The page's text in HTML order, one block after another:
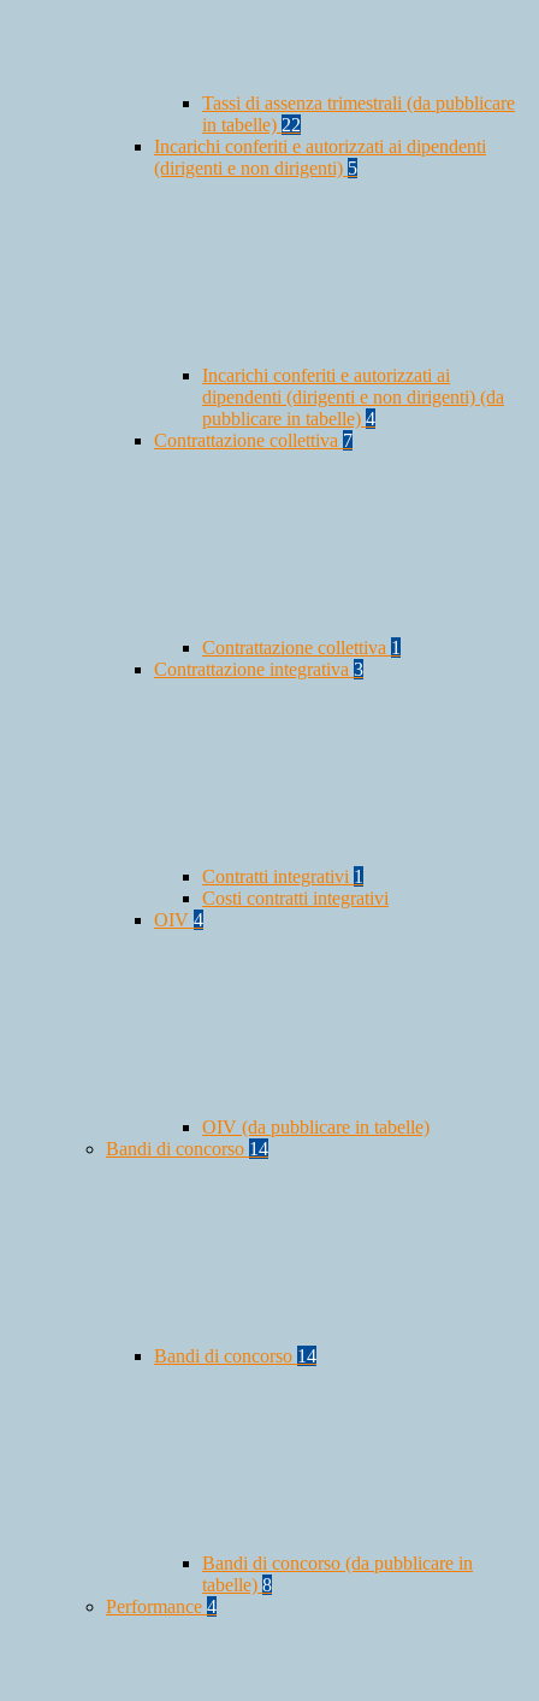
Tassi di assenza trimestrali (da pubblicare
in tabelle) 22
Incarichi conferiti e autorizzati ai dipendenti
(dirigenti e non dirigenti) 5
Incarichi conferiti e autorizzati ai
dipendenti (dirigenti e non dirigenti) (da
pubblicare in tabelle) 4
Contrattazione collettiva 7
Contrattazione collettiva 1
Contrattazione integrativa 3
Contratti integrativi 1
Costi contratti integrativi
OIV 4
OIV (da pubblicare in tabelle)
Bandi di concorso 14
Bandi di concorso 14
Bandi di concorso (da pubblicare in
tabelle) 8
Performance 4